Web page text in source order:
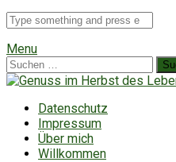
Suche
für
Menu
Suchen
nach:
Datenschutz
Impressum
Über mich
Willkommen